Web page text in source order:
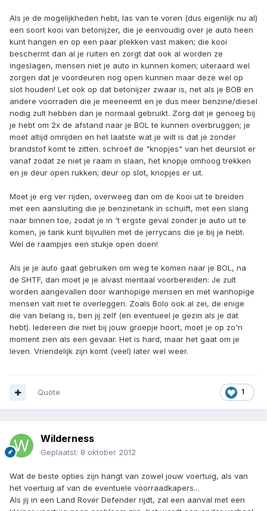
Als je de mogelijkheden hebt, las van te voren (dus eigenlijk nu al)
een soort kooi van betonijzer, die je eenvoudig over je auto heen
kunt hangen en op een paar plekken vast maken; die kooi
beschermt dan al je ruiten en zorgt dat ook al worden ze
ingeslagen, mensen niet je auto in kunnen komen; uiteraard wel
zorgen dat je voordeuren nog open kunnen maar deze wel op
slot houden! Let ook op dat betonijzer zwaar is, net als je BOB en
andere voorraden die je meeneemt en je dus meer benzine/diesel
nodig zult hebben dan je normaal gebruikt. Zorg dat je genoeg bij
je hebt om 2x de afstand naar je BOL te kunnen overbruggen; je
moet altijd omrijden en het laatste wat je wilt is dat je zonder
brandstof komt te zitten. schroef de "knopjes" van het deurslot er
vanaf zodat ze niet je raam in slaan, het knopje omhoog trekken
en je deur open rukken; deur op slot, knopjes er uit.
Moet je erg ver rijden, overweeg dan om de kooi uit te breiden
met een aansluiting die je benzinetank in schuift, met een slang
naar binnen toe, zodat je in 't ergste geval zonder je auto uit te
komen, je tank kunt bijvullen met de jerrycans die je bij je hebt.
Wel de raampjes een stukje open doen!
Als je je auto gaat gebruiken om weg te komen naar je BOL, na
de SHTF, dan moet je je alvast mentaal voorbereiden: Je zult
worden aangevallen door wanhopige mensen en met wanhopige
mensen valt niet te overleggen. Zoals Bolo ook al zei, de enige
die van belang is, ben jij zelf (en eventueel je gezin als je dat
hebt). Iedereen die niet bij jouw groepje hoort, moet je op zo'n
moment zien als een gevaar. Het is hard, maar het gaat om je
leven. Vriendelijk zijn komt (veel) later wel weer.
1
Quote
Wilderness
Geplaatst: 8 oktober 2012
Wat de beste opties zijn hangt van zowel jouw voertuig, als van
het voertuig af van de eventuele voorraadkapers...
Als jij in een Land Rover Defender rijdt, zal een aanval met een